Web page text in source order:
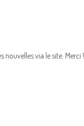
via le site. Merci !